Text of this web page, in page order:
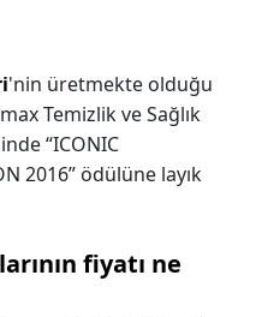
'nin üretmekte olduğu
Temizlik ve Sağlık
“ICONIC
2016” ödülüne layık
fiyatı ne